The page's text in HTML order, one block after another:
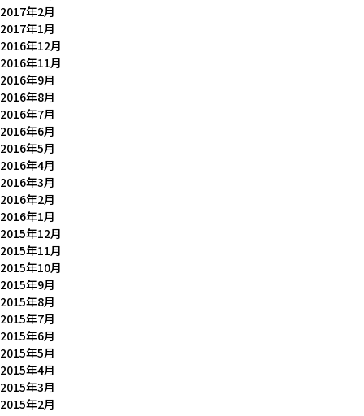
2017年2月
2017年1月
2016年12月
2016年11月
2016年9月
2016年8月
2016年7月
2016年6月
2016年5月
2016年4月
2016年3月
2016年2月
2016年1月
2015年12月
2015年11月
2015年10月
2015年9月
2015年8月
2015年7月
2015年6月
2015年5月
2015年4月
2015年3月
2015年2月